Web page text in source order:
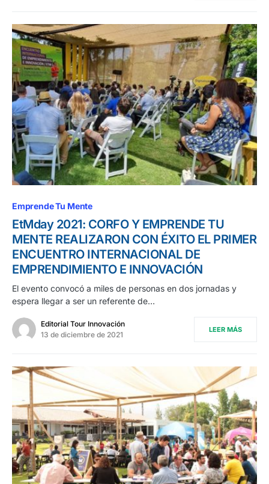
Emprende Tu Mente
EtMday 2021: CORFO Y EMPRENDE TU
MENTE REALIZARON CON ÉXITO EL PRIMER
ENCUENTRO INTERNACIONAL DE
EMPRENDIMIENTO E INNOVACIÓN
El evento convocó a miles de personas en dos jornadas y
espera llegar a ser un referente de…
Editorial Tour Innovación
13 de diciembre de 2021
LEER MÁS